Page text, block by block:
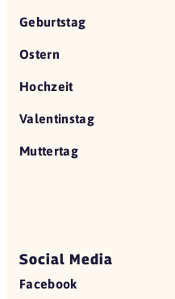
Geburtstag
Ostern
Hochzeit
Valentinstag
Muttertag
Social Media
Facebook